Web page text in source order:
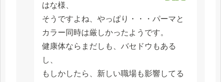
はな様、
そうですよね、やっぱり・・・パーマと
カラー同時は厳しかったようです。
健康体ならまだしも、バセドウもある
し、
もしかしたら、新しい職場も影響してる